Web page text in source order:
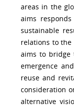
areas in the
aims
sustainable
relations to
aims to bridge
emergence
reuse and
consideration
alternative